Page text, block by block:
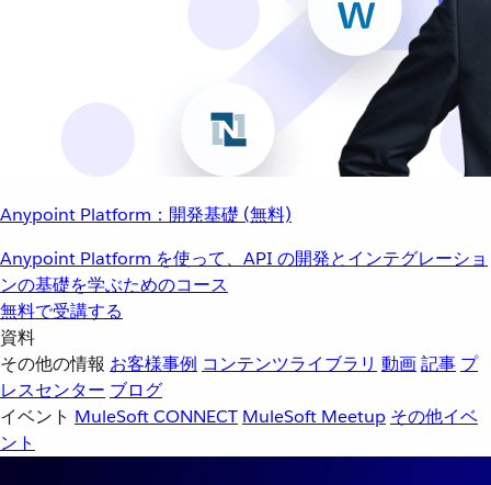
Anypoint Platform：開発基礎 (無料)
Anypoint Platform を使って、API の開発とインテグレーショ
ンの基礎を学ぶためのコース
無料で受講する
資料
その他の情報 お客様事例 コンテンツライブラリ 動画記事 プ
レスセンター ブログ
イベント MuleSoft CONNECT MuleSoft Meetup その他イベ
ント